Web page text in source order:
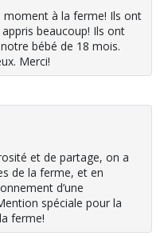
moment à la ferme! Ils ont
beaucoup! Ils ont
bébé de 18 mois.
Merci!
et de partage, on a
de la ferme, et en
d’une
spéciale pour la
ferme!